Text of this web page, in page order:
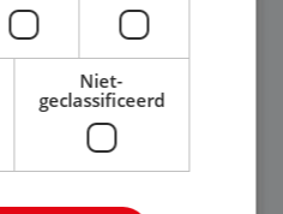
Nederland
het leukste dat er is. Of
een ander: jij vindt
Niet-
geclassificeerd